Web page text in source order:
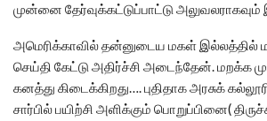
முன்னை தேர்வுக்கட்டுப்பாட்டு அலுவலராகவும்
அமெரிக்காவில் தன்னுடைய மகள்
செய்தி கேட்டு அதிர்ச்சி அடைந்தேன். மறக்க
கனத்து கிடைக்கிறது…. புதிதாக அரசுக்
சார்பில் பயிற்சி அளிக்கும் பொறுப்பினை(